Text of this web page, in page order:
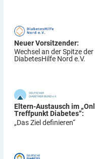
Neuer Vorsitzender:
Wechsel an der Spitze der
DiabetesHilfe Nord e.V.
Eltern-Austausch im
Treffpunkt Diabetes“:
„Das Ziel definieren“